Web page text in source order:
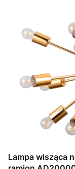
Lampa wisząca